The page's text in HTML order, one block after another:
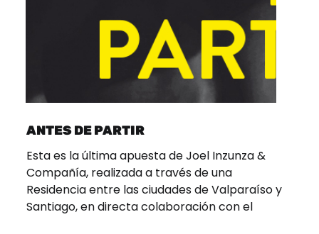
ANTES DE PARTIR
Esta es la última apuesta de Joel Inzunza &
Compañía, realizada a través de una
Residencia entre las ciudades de Valparaíso y
Santiago, en directa colaboración con el